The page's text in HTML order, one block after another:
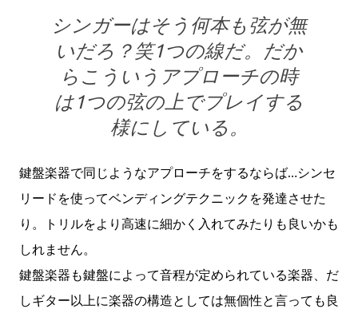
シンガーはそう何本も弦が無
いだろ？笑1つの線だ。だか
らこういうアプローチの時
は1つの弦の上でプレイする
様にしている。
鍵盤楽器で同じようなアプローチをするならば…シンセ
リードを使ってベンディングテクニックを発達させた
り。トリルをより高速に細かく入れてみたりも良いかも
しれません。
鍵盤楽器も鍵盤によって音程が定められている楽器、だ
しギター以上に楽器の構造としては無個性と言っても良